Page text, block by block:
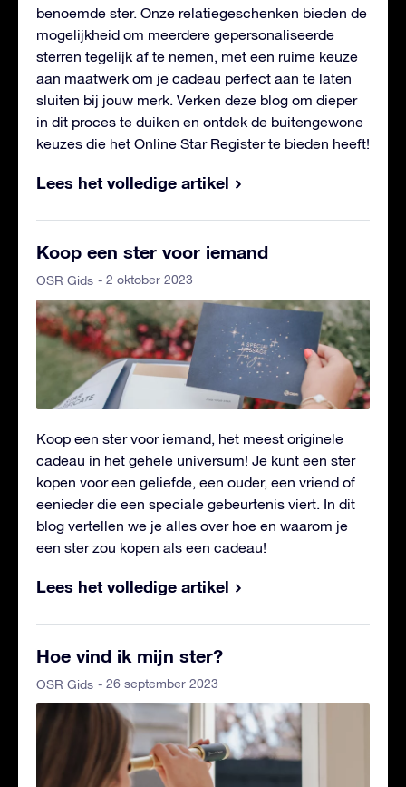
benoemde ster. Onze relatiegeschenken bieden de
mogelijkheid om meerdere gepersonaliseerde
sterren tegelijk af te nemen, met een ruime keuze
aan maatwerk om je cadeau perfect aan te laten
sluiten bij jouw merk. Verken deze blog om dieper
in dit proces te duiken en ontdek de buitengewone
keuzes die het Online Star Register te bieden heeft!
Lees het volledige artikel
Koop een ster voor iemand
OSR Gids - 2 oktober 2023
Koop een ster voor iemand, het meest originele
cadeau in het gehele universum! Je kunt een ster
kopen voor een geliefde, een ouder, een vriend of
eenieder die een speciale gebeurtenis viert. In dit
blog vertellen we je alles over hoe en waarom je
een ster zou kopen als een cadeau!
Lees het volledige artikel
Hoe vind ik mijn ster?
OSR Gids - 26 september 2023